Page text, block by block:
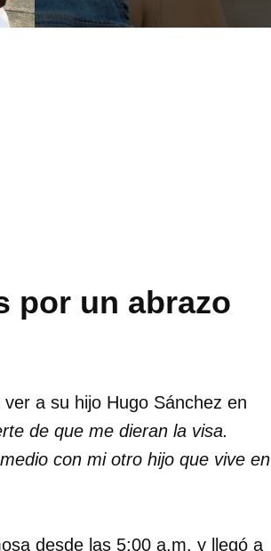
por un abrazo
a su hijo Hugo Sánchez en
de que me dieran la visa.
con mi otro hijo que vive en
desde las 5:00 a.m. y llegó a